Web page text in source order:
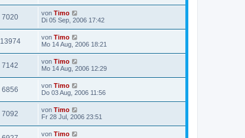
7020 von Timo
Di 05 Sep, 2006 17:42
13974 von Timo
Mo 14 Aug, 2006 18:21
7142 von Timo
Mo 14 Aug, 2006 12:29
6856 von Timo
Do 03 Aug, 2006 11:56
7092 von Timo
Fr 28 Jul, 2006 23:51
von Timo